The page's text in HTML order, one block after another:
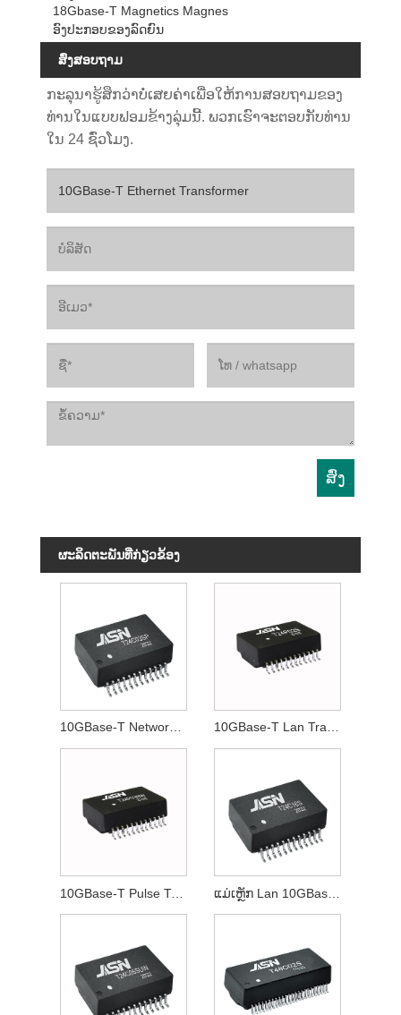
18Gbase-T Magnetics Magnes
ອົງປະກອບຂອງລົດຍົນ
ສົ່ງສອບຖາມ
ກະລຸນາຮູ້ສຶກວ່າບໍ່ເສຍຄ່າເພື່ອໃຫ້ການສອບຖາມຂອງ
ທ່ານໃນແບບຟອມຂ້າງລຸ່ມນີ້. ພວກເຮົາຈະຕອບກັບທ່ານ
ໃນ 24 ຊົ່ວໂມງ.
ຜະ​ລິດ​ຕະ​ພັນ​ທີ່​ກ່ຽວ​ຂ້ອງ
10GBase-T Network Transformer 10GBase-T Lan Transformer
10GBase-T Pulse Transformer ແມ່ເຫຼັກ Lan 10GBase-T